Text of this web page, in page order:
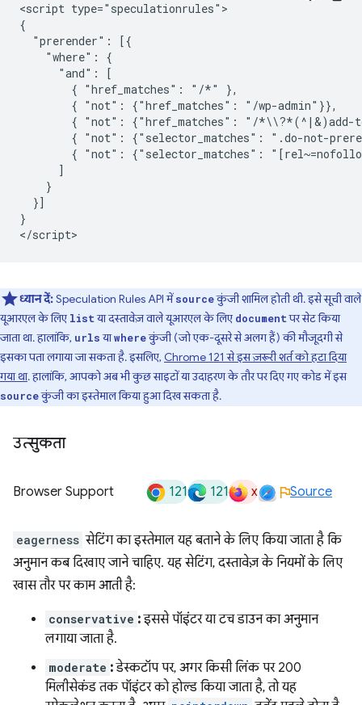
<script type="speculationrules">
{
  "prerender": [{
    "where": {
      "and": [
        { "href_matches": "/*" },
        { "not": {"href_matches": "/wp-admin"}},
{ "not": {"href_matches": "/*\\?*(^|&)add-
{ "not": {"selector_matches": ".do-not-
{ "not": {"selector_matches":
      ]
    }
  }]
}
ध्यान दें:Speculation Rules API मेंsourceकुंजी शामिल होती थी. इसे सूची वाले
यूआरएल के लिए listया दस्तावेज़ वाले यूआरएल के लिए documentपर सेट किया
जाता था. हालांकि, urlsयाwhereकुंजी (जो एक-दूसरे से अलग हैं) की मौजूदगी से
इसका पता लगाया जा सकता है. इसलिए, Chrome 121 से इस ज़रूरी शर्त को हटा दिया
गया था. हालांकि, आपको अब भी कुछ साइटों या उदाहरण के तौर पर दिए गए कोड में इस
sourceकुंजी का इस्तेमाल किया हुआ दिख सकता है.
उत्सुकता
Browser Support 121 121 x Source
eagerness सेटिंग का इस्तेमाल यह बताने के लिए किया जाता है कि
अनुमान कब दिखाए जाने चाहिए. यह सेटिंग, दस्तावेज़ के नियमों के लिए
खास तौर पर काम आती है:
conservative :इससे पॉइंटर या टच डाउन का अनुमान
लगाया जाता है.
moderate :डेस्कटॉप पर, अगर किसी लिंक पर 200
मिलीसेकंड तक पॉइंटर को होल्ड किया जाता है, तो यह